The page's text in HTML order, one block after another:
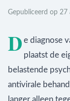
Gepubliceerd op 27
De diagnose
plaatst de
belastende
antivirale
langer alleen